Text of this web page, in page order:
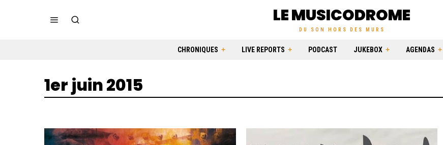
LE MUSICODROME
DU SON HORS DES MURS
CHRONIQUES LIVE REPORTS PODCAST JUKEBOX AGENDAS
1er juin 2015